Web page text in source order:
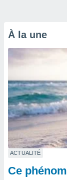
À la une
ACTUALITÉ
Ce